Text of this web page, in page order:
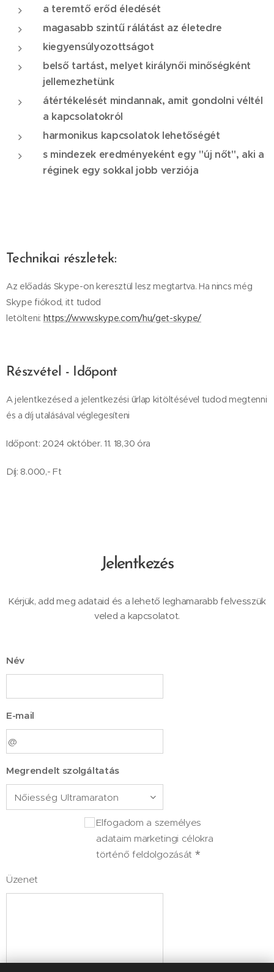
a teremtő erőd éledését
magasabb szintű rálátást az életedre
kiegyensúlyozottságot
belső tartást, melyet királynői minőségként
jellemezhetünk
átértékelését mindannak, amit gondolni véltél
a kapcsolatokról
harmonikus kapcsolatok lehetőségét
s mindezek eredményeként egy "új nőt", aki a
réginek egy sokkal jobb verziója
Technikai részletek:
Az előadás Skype-on keresztül lesz megtartva. Ha nincs még
Skype fiókod, itt tudod
letölteni: https://www.skype.com/hu/get-skype/
Részvétel - Időpont
A jelentkezésed a jelentkezési űrlap kitöltésével tudod megtenni
és a díj utalásával véglegesíteni
Időpont: 2024 október. 11. 18,30 óra
Díj: 8.000,- Ft
Jelentkezés
Kérjük, add meg adataid és a lehető leghamarabb felvesszük
veled a kapcsolatot.
Név
E-mail
Megrendelt szolgáltatás
Elfogadom a személyes
adataim marketingi célokra
történő feldolgozását
Üzenet